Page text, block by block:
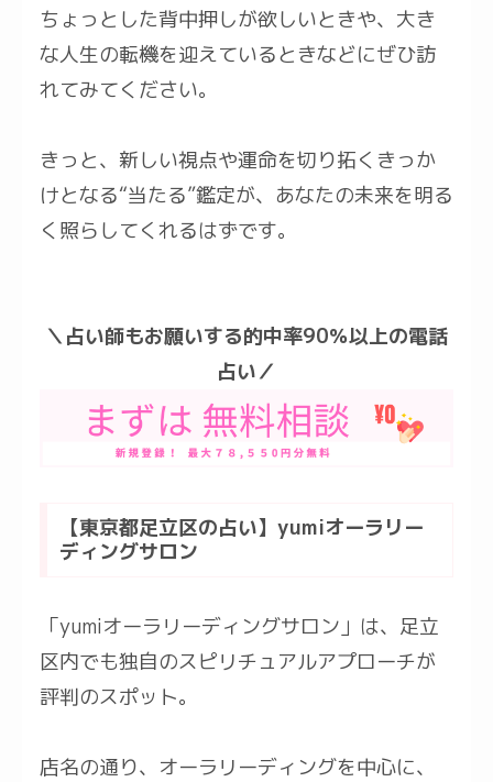
ちょっとした背中押しが欲しいときや、大き
な人生の転機を迎えているときなどにぜひ訪
れてみてください。
きっと、新しい視点や運命を切り拓くきっか
けとなる“当たる”鑑定が、あなたの未来を明る
く照らしてくれるはずです。
＼占い師もお願いする的中率90％以上の電話
占い／
【東京都足立区の占い】yumiオーラリー
ディングサロン
「yumiオーラリーディングサロン」は、足立
区内でも独自のスピリチュアルアプローチが
評判のスポット。
店名の通り、オーラリーディングを中心に、